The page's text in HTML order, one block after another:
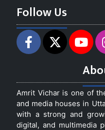
Follow Us
Amrit Vichar is one of
and media houses in
with a strong and
digital, and multimedia